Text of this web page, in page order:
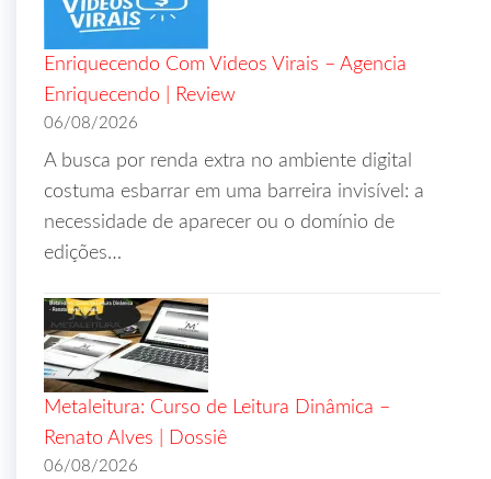
Enriquecendo Com Videos Virais – Agencia
Enriquecendo | Review
06/08/2026
A busca por renda extra no ambiente digital
costuma esbarrar em uma barreira invisível: a
necessidade de aparecer ou o domínio de
edições…
Metaleitura: Curso de Leitura Dinâmica –
Renato Alves | Dossiê
06/08/2026